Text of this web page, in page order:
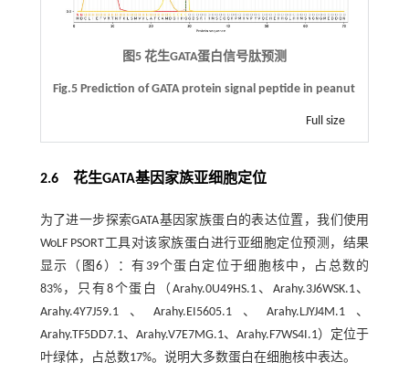
图5 花生GATA蛋白信号肽预测
Fig.5 Prediction of GATA protein signal peptide in peanut
Full size
2.6 花生GATA基因家族亚细胞定位
为了进一步探索GATA基因家族蛋白的表达位置，我们使用
WoLF PSORT工具对该家族蛋白进行亚细胞定位预测，结果
显示（ 图6 ）：有39个蛋白定位于细胞核中，占总数的
83%，只有8个蛋白（Arahy.0U49HS.1、Arahy.3J6WSK.1、
Arahy.4Y7J59.1、Arahy.EI5605.1、Arahy.LJYJ4M.1、
Arahy.TF5DD7.1、Arahy.V7E7MG.1、Arahy.F7WS4I.1）定位于
叶绿体，占总数17%。说明大多数蛋白在细胞核中表达。